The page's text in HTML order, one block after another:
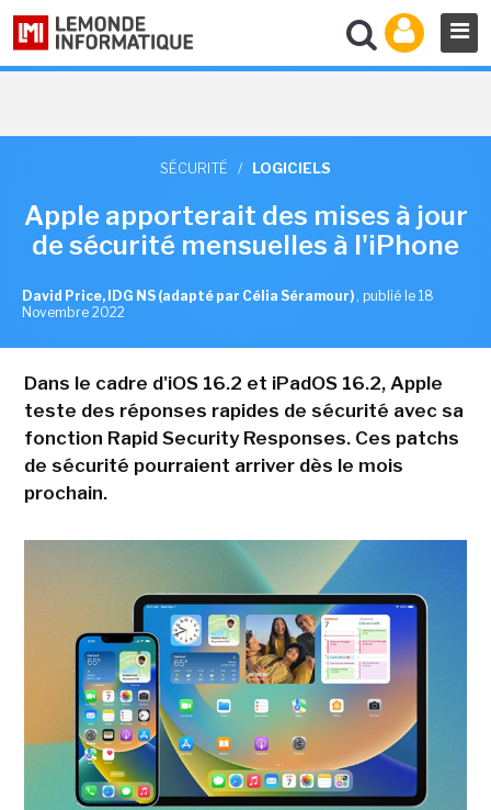
SÉCURITÉ / LOGICIELS
Apple apporterait des mises à jour
de sécurité mensuelles à l'iPhone
David Price, IDG NS (adapté par Célia Séramour) , publié le 18
Novembre 2022
Dans le cadre d'iOS 16.2 et iPadOS 16.2, Apple
teste des réponses rapides de sécurité avec sa
fonction Rapid Security Responses. Ces patchs
de sécurité pourraient arriver dès le mois
prochain.